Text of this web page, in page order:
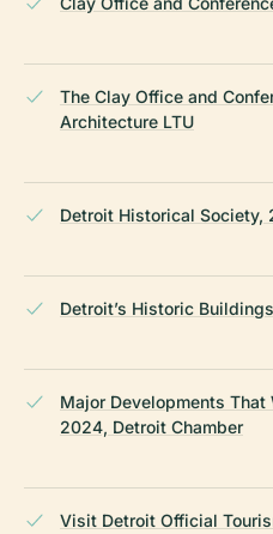
The Clay Office and
Architecture LTU
Detroit Historical Society,
Detroit’s Historic
Major Developments
2024, Detroit Chamber
Visit Detroit Official